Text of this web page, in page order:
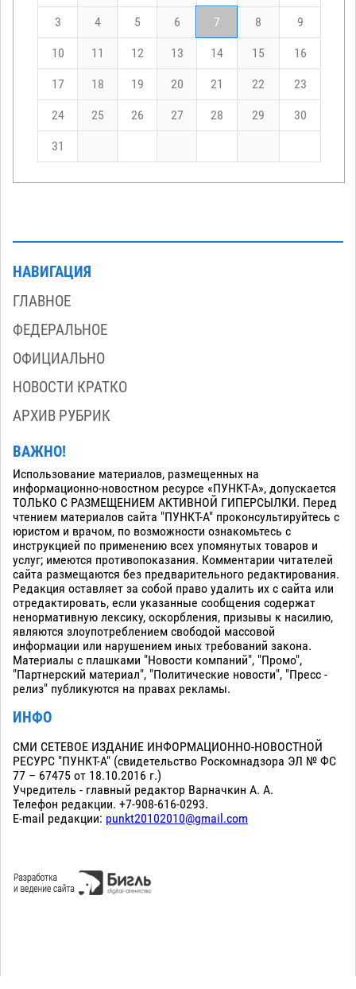
3 4 5 6 7 8 9
10 11 12 13 14 15 16
17 18 19 20 21 22 23
24 25 26 27 28 29 30
31
НАВИГАЦИЯ
ГЛАВНОЕ
ФЕДЕРАЛЬНОЕ
ОФИЦИАЛЬНО
НОВОСТИ КРАТКО
АРХИВ РУБРИК
ВАЖНО!
Использование материалов, размещенных на
информационно-новостном ресурсе «ПУНКТ-А», допускается
ТОЛЬКО С РАЗМЕЩЕНИЕМ АКТИВНОЙ ГИПЕРСЫЛКИ. Перед
чтением материалов сайта "ПУНКТ-А" проконсультируйтесь с
юристом и врачом, по возможности ознакомьтесь с
инструкцией по применению всех упомянутых товаров и
услуг; имеются противопоказания. Комментарии читателей
сайта размещаются без предварительного редактирования.
Редакция оставляет за собой право удалить их с сайта или
отредактировать, если указанные сообщения содержат
ненормативную лексику, оскорбления, призывы к насилию,
являются злоупотреблением свободой массовой
информации или нарушением иных требований закона.
Материалы с плашками "Новости компаний", "Промо",
"Партнерский материал", "Политические новости", "Пресс -
релиз" публикуются на правах рекламы.
ИНФО
СМИ СЕТЕВОЕ ИЗДАНИЕ ИНФОРМАЦИОННО-НОВОСТНОЙ
РЕСУРС "ПУНКТ-А" (свидетельство Роскомнадзора ЭЛ № ФС
77 – 67475 от 18.10.2016 г.)
Учредитель - главный редактор Варначкин А. А.
Телефон редакции. +7-908-616-0293.
E-mail редакции: punkt20102010@gmail.com